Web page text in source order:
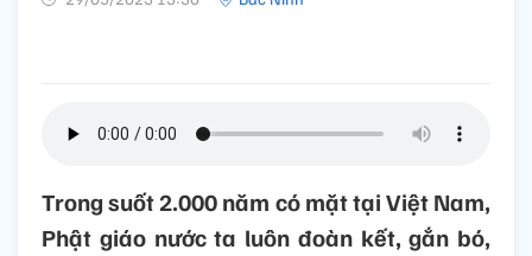
Trong suốt 2.000 năm có mặt tại Việt Nam,
Phật giáo nước ta luôn đoàn kết, gắn bó,